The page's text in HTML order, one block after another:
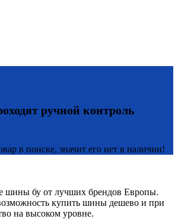
ручной контроль
в поиске, значит его нет в наличии!
шины бу от лучших брендов Европы.
купить шины дешево и при
на высоком уровне.